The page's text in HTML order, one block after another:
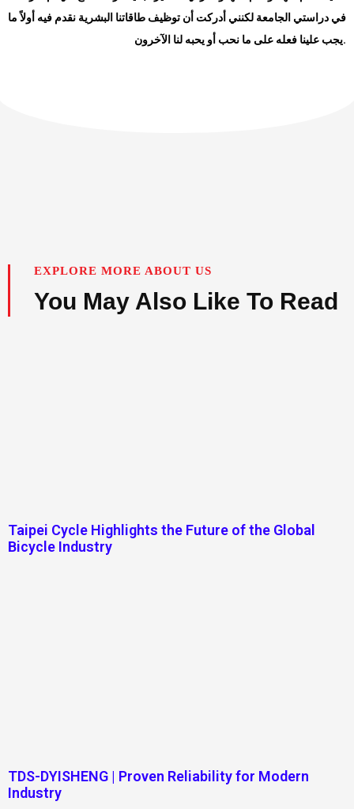
في دراستي الجامعة لكنني أدركت أن توظيف طاقاتنا البشرية نقدم فيه أولاً ما
يجب علينا فعله على ما نحب أو يحبه لنا الآخرون.
EXPLORE MORE ABOUT US
You May Also Like To Read
Taipei Cycle Highlights the Future of the Global
Bicycle Industry
TDS-DYISHENG | Proven Reliability for Modern
Industry